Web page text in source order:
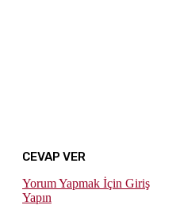
CEVAP VER
Yorum Yapmak İçin Giriş
Yapın